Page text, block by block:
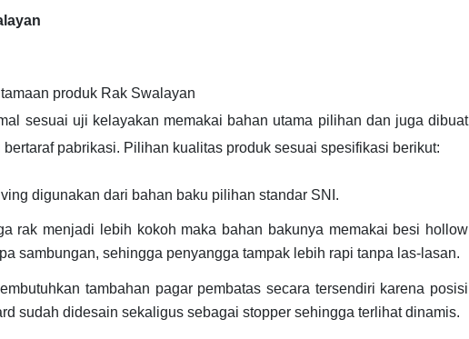
produk Rak Swalayan
sesuai uji kelayakan memakai bahan utama pilihan dan juga dibuat
pabrikasi. Pilihan kualitas produk sesuai spesifikasi berikut:
digunakan dari bahan baku pilihan standar SNI.
rak menjadi lebih kokoh maka bahan bakunya memakai besi hollow
sambungan, sehingga penyangga tampak lebih rapi tanpa las-lasan.
tambahan pagar pembatas secara tersendiri karena posisi
sudah didesain sekaligus sebagai stopper sehingga terlihat dinamis.